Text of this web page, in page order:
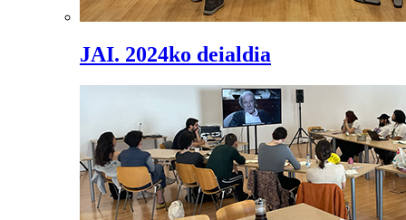
JAI. 2024ko deialdia